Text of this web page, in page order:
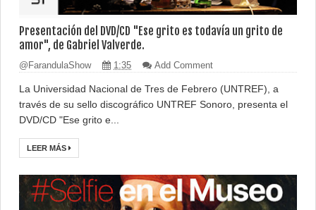
Presentación del DVD/CD "Ese grito es todavía un grito de
amor", de Gabriel Valverde.
@FarandulaShow 1:35 Add Comment
La Universidad Nacional de Tres de Febrero (UNTREF), a
través de su sello discográfico UNTREF Sonoro, presenta el
DVD/CD "Ese grito e...
LEER MÁS